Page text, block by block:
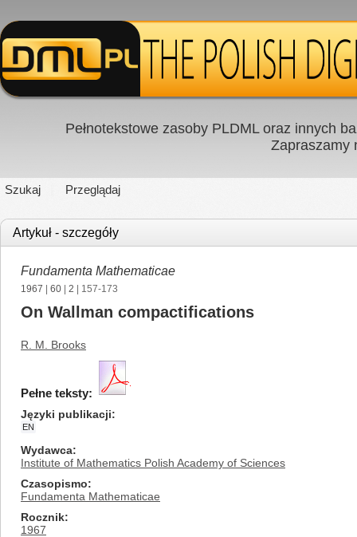
Pełnotekstowe zasoby PLDML oraz innych
Zapraszamy
Szukaj Przeglądaj
Artykuł - szczegóły
Fundamenta Mathematicae
1967 60 2 | 157-173
On Wallman compactifications
R. M. Brooks
Pełne teksty:
Języki publikacji
EN
Wydawca
Institute of Mathematics Polish Academy of Sciences
Czasopismo
Fundamenta Mathematicae
Rocznik
1967